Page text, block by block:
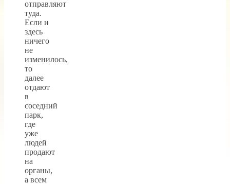
отправляют
туда.
Если и
здесь
ничего
не
изменилось,
то
далее
отдают
в
соседний
парк,
где
уже
людей
продают
на
органы,
а всем